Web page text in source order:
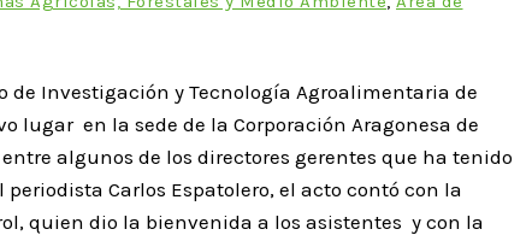
Investigación y Tecnología Agroalimentaria de
lugar en la sede de la Corporación Aragonesa de
entre algunos de los directores gerentes que ha tenido
Carlos Espatolero, el acto contó con la
quien dio la bienvenida a los asistentes y con la